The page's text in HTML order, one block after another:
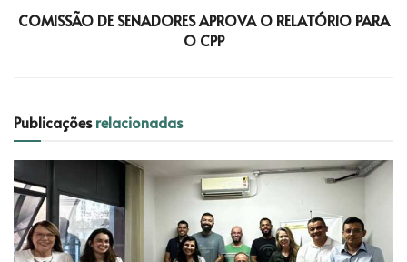
COMISSÃO DE SENADORES APROVA O RELATÓRIO PARA
O CPP
Publicaçõesrelacionadas